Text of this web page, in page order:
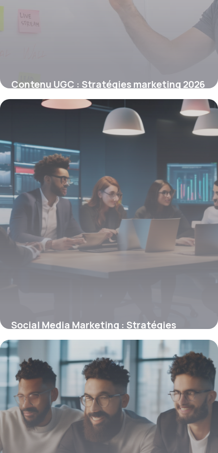
Contenu UGC : Stratégies marketing 2026
21 mai 2026
Social Media Marketing : Stratégies
Gagnantes 2026
29 avril 2026